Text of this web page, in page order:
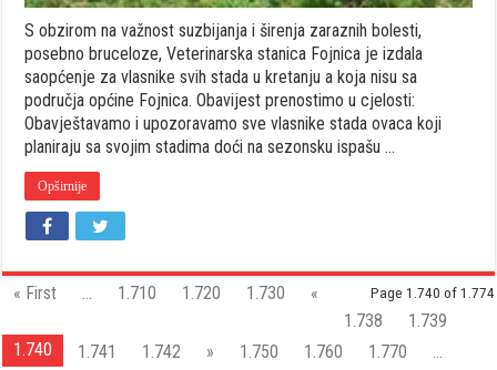
S obzirom na važnost suzbijanja i širenja zaraznih bolesti,
posebno bruceloze, Veterinarska stanica Fojnica je izdala
saopćenje za vlasnike svih stada u kretanju a koja nisu sa
područja općine Fojnica. Obavijest prenostimo u cjelosti:
Obavještavamo i upozoravamo sve vlasnike stada ovaca koji
planiraju sa svojim stadima doći na sezonsku ispašu …
Opširnije
Page 1.740 of 1.774
« First 1.710 1.720 1.730
«
1.738
1.739
1.740
1.741 1.742 » 1.750 1.760 1.770